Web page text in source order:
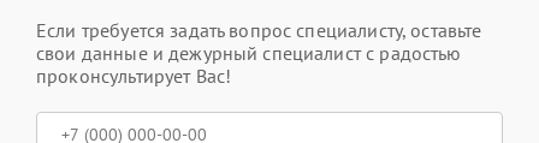
Если требуется задать вопрос специалисту, оставьте
свои данные и дежурный специалист с радостью
проконсультирует Вас!